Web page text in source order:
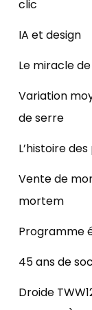
clic
IA et design
Le miracle
Variation
de serre
L’histoire
Vente de
mortem
Programme
45 ans de
Droide